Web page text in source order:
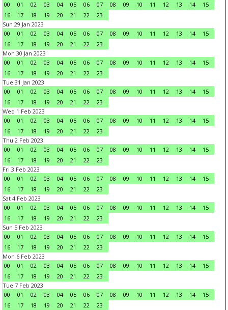
00
01 02 03 04 05 06 07 08 09 10 11 12 13 14
15
16
17 18 19 20 21 22
23
Sun 29 Jan 2023
00
01 02 03 04 05 06 07 08 09 10 11 12 13 14
15
16
17 18 19 20 21 22
23
Mon 30 Jan 2023
00
01 02 03 04 05 06 07 08 09 10 11 12 13 14
15
16
17 18 19 20 21 22
23
Tue 31 Jan 2023
00
01 02 03 04 05 06 07 08 09 10 11 12 13 14
15
16
17 18 19 20 21 22
23
Wed 1 Feb 2023
00
01 02 03 04 05 06 07 08 09 10 11 12 13 14
15
16
17 18 19 20 21 22
23
Thu 2 Feb 2023
00
01 02 03 04 05 06 07 08 09 10 11 12 13 14
15
16
17 18 19 20 21 22
23
Fri 3 Feb 2023
00
01 02 03 04 05 06 07 08 09 10 11 12 13 14
15
16
17 18 19 20 21 22
23
Sat 4 Feb 2023
00
01 02 03 04 05 06 07 08 09 10 11 12 13 14
15
16
17 18 19 20 21 22
23
Sun 5 Feb 2023
00
01 02 03 04 05 06 07 08 09 10 11 12 13 14
15
16
17 18 19 20 21 22
23
Mon 6 Feb 2023
00
01 02 03 04 05 06 07 08 09 10 11 12 13 14
15
16
17 18 19 20 21 22
23
Tue 7 Feb 2023
00
01 02 03 04 05 06 07 08 09 10 11 12 13 14
15
16
17 18 19 20 21 22
23